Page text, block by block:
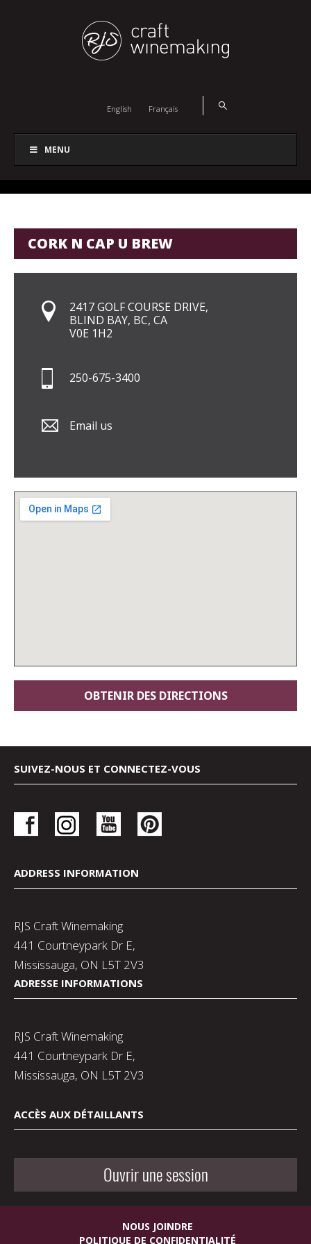
English Français
MENU
CORK N CAP U BREW
2417 GOLF COURSE DRIVE,
BLIND BAY, BC, CA
V0E 1H2
250-675-3400
Email us
SUIVEZ-NOUS ET CONNECTEZ-VOUS
ADDRESS INFORMATION
RJS Craft Winemaking
441 Courtneypark Dr E,
Mississauga, ON L5T 2V3
ADRESSE INFORMATIONS
RJS Craft Winemaking
441 Courtneypark Dr E,
Mississauga, ON L5T 2V3
ACCÈS AUX DÉTAILLANTS
Ouvrir une session
NOUS JOINDRE
POLITIQUE DE CONFIDENTIALITÉ